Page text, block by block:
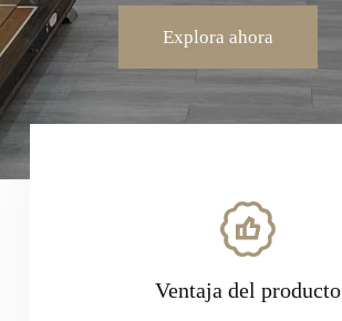
Explora ahora
Ventaja del producto